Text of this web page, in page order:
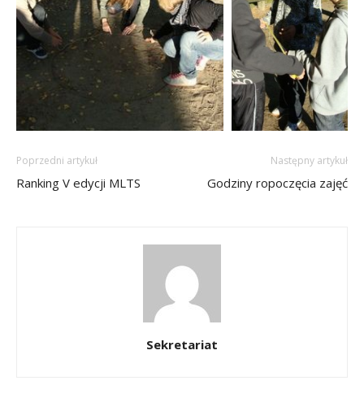
Poprzedni artykuł
Ranking V edycji MLTS
Następny artykuł
Godziny ropoczęcia zajęć
Sekretariat